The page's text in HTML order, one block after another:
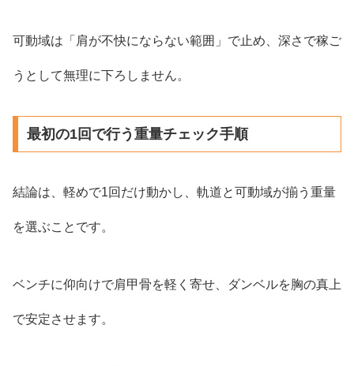
可動域は「肩が不快にならない範囲」で止め、深さで稼ご
うとして無理に下ろしません。
最初の1回で行う重量チェック手順
結論は、軽めで1回だけ動かし、軌道と可動域が揃う重量
を選ぶことです。
ベンチに仰向けで肩甲骨を軽く寄せ、ダンベルを胸の真上
で安定させます。